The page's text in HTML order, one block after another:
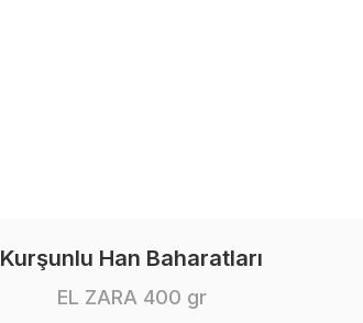
Kurşunlu Han Baharatları
EL ZARA 400 gr